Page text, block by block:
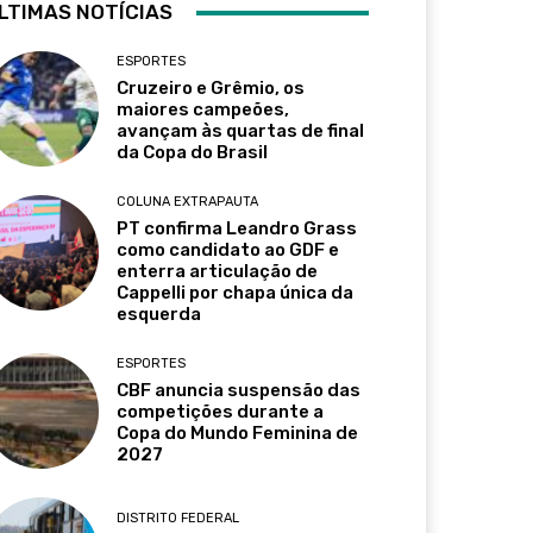
NOTÍCIAS
ESPORTES
Cruzeiro e Grêmio, os
maiores campeões,
avançam às quartas de final
da Copa do Brasil
COLUNA EXTRAPAUTA
PT confirma Leandro Grass
como candidato ao GDF e
enterra articulação de
Cappelli por chapa única da
esquerda
ESPORTES
CBF anuncia suspensão das
competições durante a
Copa do Mundo Feminina de
2027
DISTRITO FEDERAL